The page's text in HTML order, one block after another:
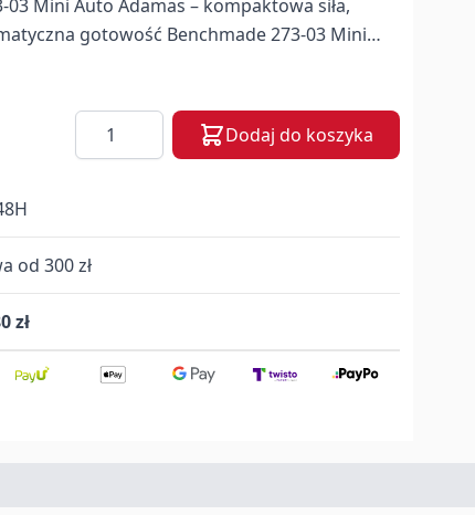
03 Mini Auto Adamas – kompaktowa siła,
Benchmade 273-03 Mini
przez uznanego knifemakera Shane’a
Ilość Dodaj do koszyka
od 300 zł
zł